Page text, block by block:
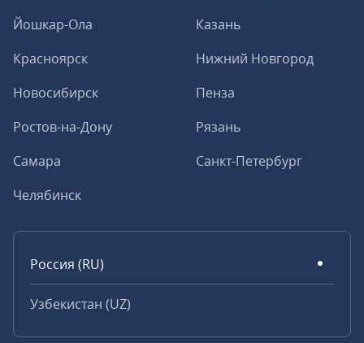
Йошкар-Ола
Казань
Красноярск
Нижний Новгород
Новосибирск
Пенза
Ростов-на-Дону
Рязань
Самара
Санкт-Петербург
Челябинск
Россия (RU)
Узбекистан (UZ)